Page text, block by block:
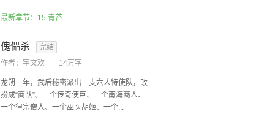
最新章节：15 青苔
傀儡杀
完结
作者： 宇文欢 14万字
龙朔二年，武后秘密派出一支六人特使队，改
扮成“商队”。一个传奇使臣、一个南海商人、
一个律宗僧人、一个巫医胡姬、一个...